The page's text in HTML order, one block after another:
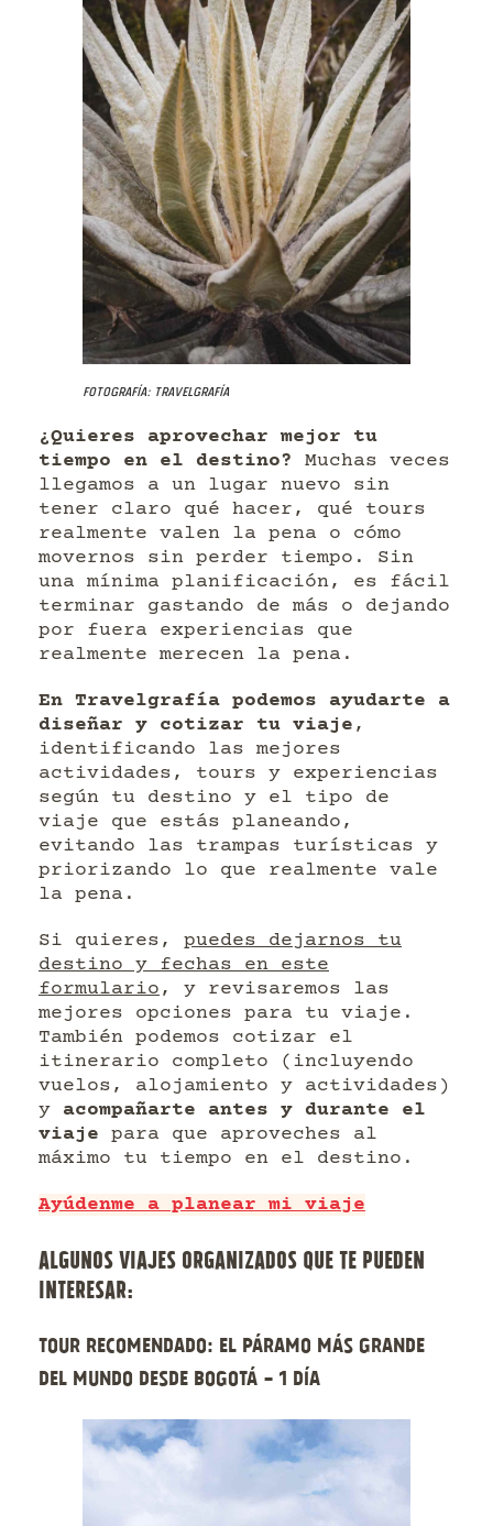
Fotografía: Travelgrafía
¿Quieres aprovechar mejor tu
tiempo en el destino? Muchas veces
llegamos a un lugar nuevo sin
tener claro qué hacer, qué tours
realmente valen la pena o cómo
movernos sin perder tiempo. Sin
una mínima planificación, es fácil
terminar gastando de más o dejando
por fuera experiencias que
realmente merecen la pena.
En Travelgrafía podemos ayudarte a
diseñar y cotizar tu viaje ,
identificando las mejores
actividades, tours y experiencias
según tu destino y el tipo de
viaje que estás planeando,
evitando las trampas turísticas y
priorizando lo que realmente vale
la pena.
Si quieres, puedes dejarnos tu
destino y fechas en este
formulario , y revisaremos las
mejores opciones para tu viaje.
También podemos cotizar el
itinerario completo (incluyendo
vuelos, alojamiento y actividades)
y acompañarte antes y durante el
viaje para que aproveches al
máximo tu tiempo en el destino.
Ayúdenme a planear mi viaje
ALGUNOS VIAJES ORGANIZADOS QUE TE PUEDEN
INTERESAR:
Tour recomendado: El páramo más grande
del mundo desde Bogotá - 1 Día